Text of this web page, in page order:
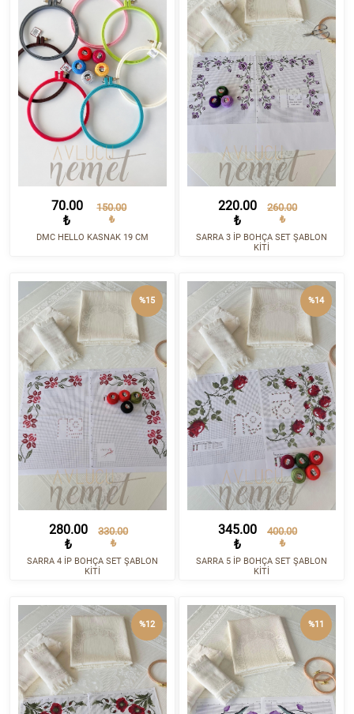
70.00
₺
150.00
₺
DMC HELLO KASNAK 19 CM
220.00
₺
260.00
₺
SARRA 3 İP BOHÇA SET ŞABLON
KİTİ
280.00
₺
330.00
₺
SARRA 4 İP BOHÇA SET ŞABLON
KİTİ
%15
345.00
₺
400.00
₺
SARRA 5 İP BOHÇA SET ŞABLON
KİTİ
%14
%12 %11